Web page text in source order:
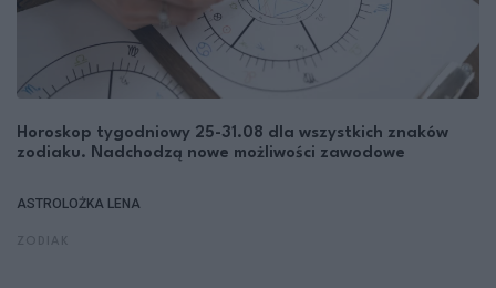
Horoskop tygodniowy 25-31.08 dla wszystkich znaków
zodiaku. Nadchodzą nowe możliwości zawodowe
ASTROLOŻKA LENA